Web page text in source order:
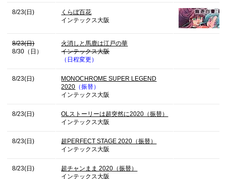
8/23(日)
くらぼ百花
インテックス大阪
8/23(日)
8/30（日）
火消しと馬鹿は江戸の華
インテックス大阪
（日程変更）
8/23(日)
MONOCHROME SUPER LEGEND
2020 （振替）
インテックス大阪
8/23(日)
OLストーリーは超突然に2020（振替）
インテックス大阪
8/23(日)
超PERFECT STAGE 2020（振替）
インテックス大阪
8/23(日)
超チャンまま 2020（振替）
インテックス大阪